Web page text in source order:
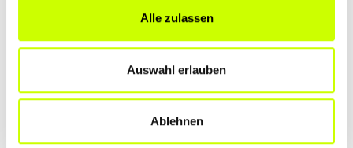
Alle zulassen
Auswahl erlauben
Ablehnen